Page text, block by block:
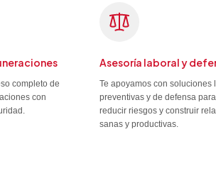
completo de
con
Asesoría laboral y
Te apoyamos con soluciones
preventivas y de defensa
reducir riesgos y construir
sanas y productivas.